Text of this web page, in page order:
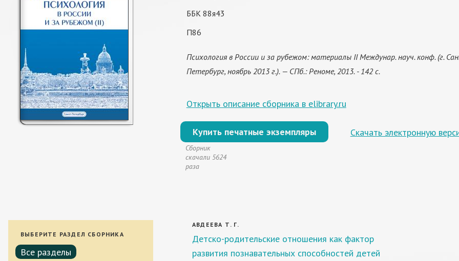
ББК 88я43
П86
Психология в России и за рубежом: материалы II Междунар. науч. конф. (г.
Петербург, ноябрь 2013 г.). — СПб.: Реноме, 2013. - 142 c.
Открыть описание сборника в elibrary.ru
Купить печатные экземпляры Скачать электронную
Сборник
скачали 5624
раза
ВЫБЕРИТЕ РАЗДЕЛ СБОРНИКА
Все разделы
АВДЕЕВА Т. Г.
Детско-родительские отношения как фактор
развития познавательных способностей детей